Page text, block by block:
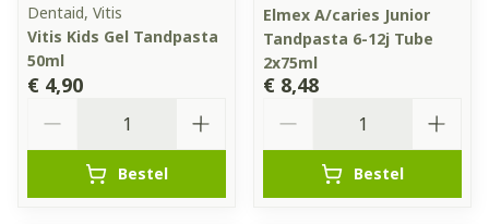
Dentaid, Vitis
Vitis Kids Gel Tandpasta
50ml
€ 4,90
Bestel
Elmex A/caries Junior
Tandpasta 6-12j Tube
2x75ml
€ 8,48
Bestel